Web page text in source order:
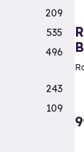
209
535
496
243
109